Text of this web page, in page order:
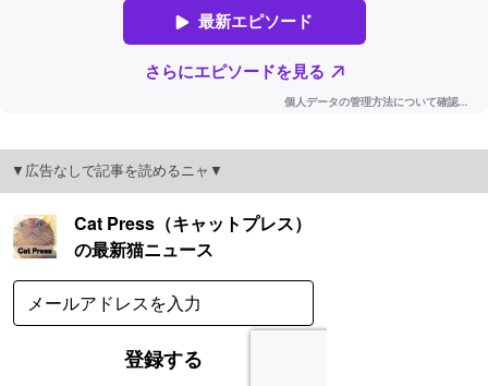
▼広告なしで記事を読めるニャ▼